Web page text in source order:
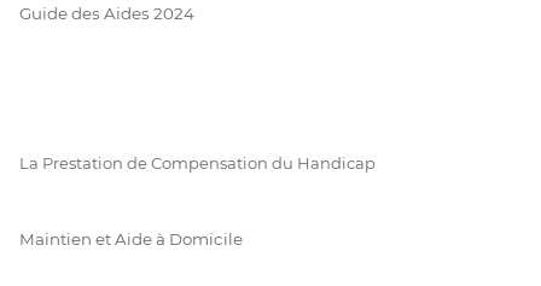
Guide des Aides 2024
La Prestation de Compensation du Handicap
Maintien et Aide à Domicile